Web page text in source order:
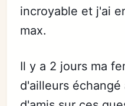
incroyable et j'ai
max.
Il y a 2 jours ma
d'ailleurs